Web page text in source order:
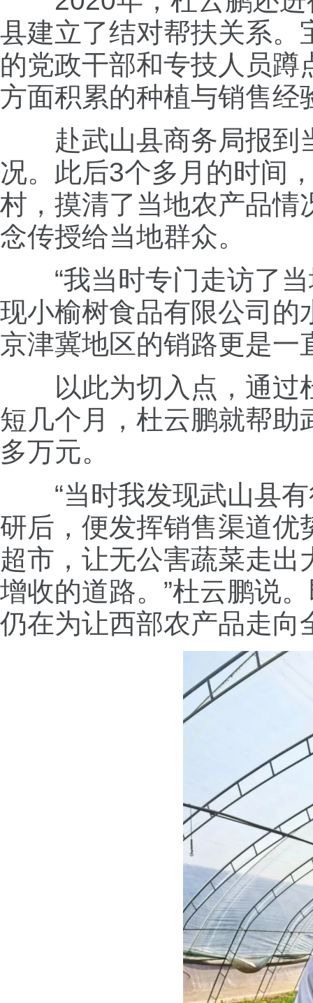
县建立了结对帮扶关系。
的党政干部和专技人员
方面积累的种植与销售经
赴武山县商务局报到
况。此后3个多月的时间
村，摸清了当地农产品情
念传授给当地群众。
“我当时专门走访了当
现小榆树食品有限公司的
京津冀地区的销路更是一
以此为切入点，通过
短几个月，杜云鹏就帮
多万元。
“当时我发现武山县
研后，便发挥销售渠道优
超市，让无公害蔬菜走
增收的道路。”杜云鹏说
仍在为让西部农产品走向